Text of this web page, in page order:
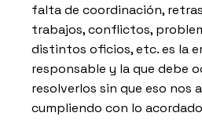
falta de coordinación,
trabajos, conflictos,
distintos oficios, etc. es la
responsable y la que debe
resolverlos sin que eso nos
cumpliendo con lo